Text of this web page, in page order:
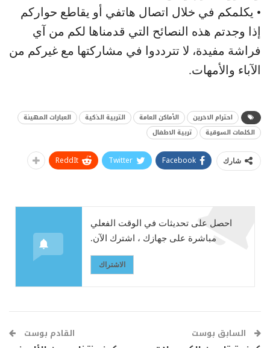
• يكلمكم في خلال اتصال هاتفي أو يقاطع حواركم
إذا وجدتم هذه النصائح التي قدمناها لكم من آي
فراشة مفيدة، لا تترددوا في مشاركتها مع غيركم من
الآباء والأمهات.
احترام الاخرين الأماكن العامة التربية الذكية
العبارات المهينة
الكلمات السوقية
تربية الاطفال
شارك Facebook
Twitter
ReddIt
احصل على تحديثات في الوقت الفعلي
مباشرة على جهازك ، اشترك الآن.
الاشتراك
السابق بوست القادم بوست